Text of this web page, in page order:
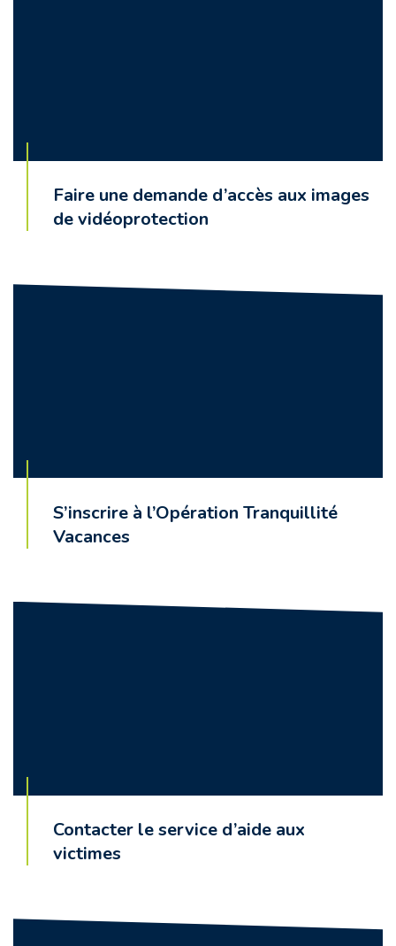
Faire une demande d’accès aux images
de vidéoprotection
S’inscrire à l’Opération Tranquillité
Vacances
Contacter le service d’aide aux
victimes